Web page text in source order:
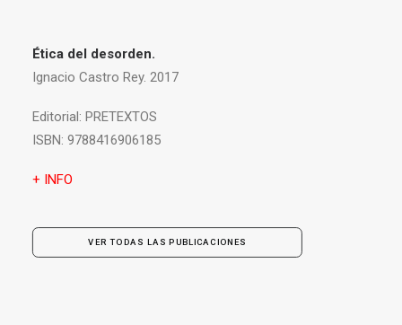
Ética del desorden.
Ignacio Castro Rey. 2017
Editorial: PRETEXTOS
ISBN: 9788416906185
+ INFO
VER TODAS LAS PUBLICACIONES